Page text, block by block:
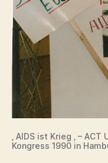
‚ AIDS ist Krieg ‚ –
Kongress 1990 in